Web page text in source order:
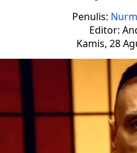
Penulis:
Editor:
Kamis, 28